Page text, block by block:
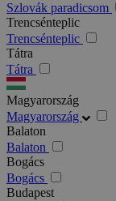
Szlovák paradicsom
Trencsénteplic
Trencsénteplic
Tátra
Tátra
Magyarország
Magyarország
Balaton
Balaton
Bogács
Bogács
Budapest